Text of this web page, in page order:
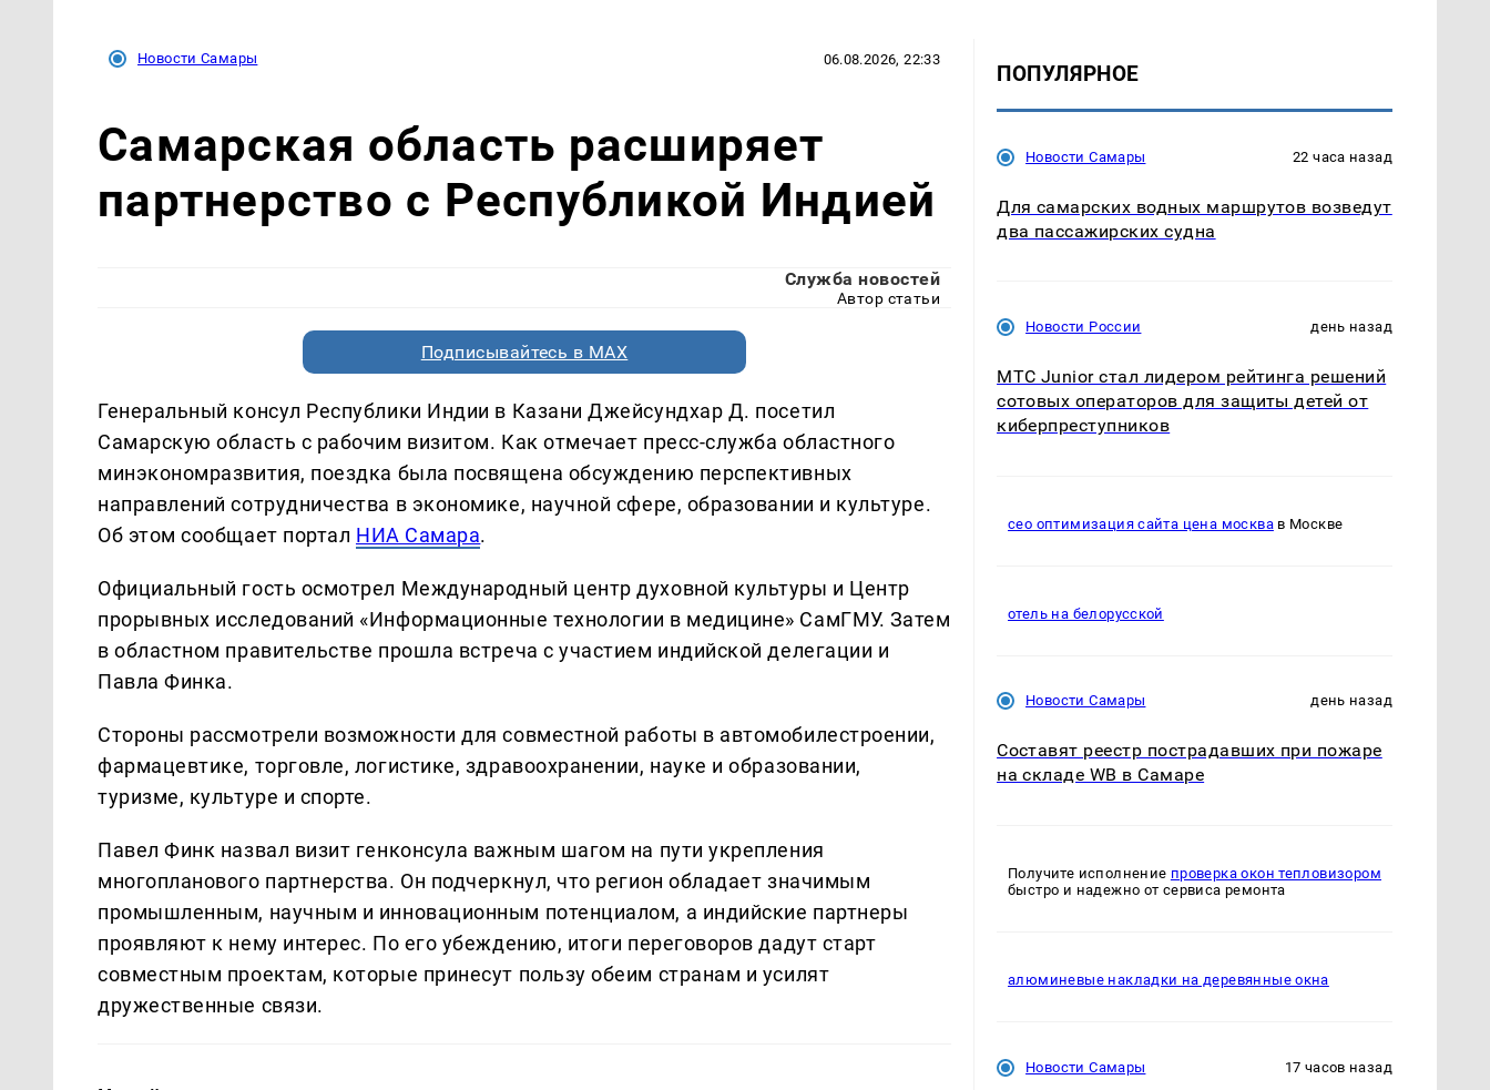
Новости Самары 06.08.2026, 22:33
Самарская область расширяет
партнерство с Республикой Индией
Служба новостей
Автор статьи
Подписывайтесь в MAX
Генеральный консул Республики Индии в Казани Джейсундхар Д. посетил
Самарскую область с рабочим визитом. Как отмечает пресс-служба областного
минэкономразвития, поездка была посвящена обсуждению перспективных
направлений сотрудничества в экономике, научной сфере, образовании и культуре.
Об этом сообщает портал НИА Самара.
Официальный гость осмотрел Международный центр духовной культуры и Центр
прорывных исследований «Информационные технологии в медицине» СамГМУ. Затем
в областном правительстве прошла встреча с участием индийской делегации и
Павла Финка.
Стороны рассмотрели возможности для совместной работы в автомобилестроении,
фармацевтике, торговле, логистике, здравоохранении, науке и образовании,
туризме, культуре и спорте.
Павел Финк назвал визит генконсула важным шагом на пути укрепления
многопланового партнерства. Он подчеркнул, что регион обладает значимым
промышленным, научным и инновационным потенциалом, а индийские партнеры
проявляют к нему интерес. По его убеждению, итоги переговоров дадут старт
совместным проектам, которые принесут пользу обеим странам и усилят
дружественные связи.
ПОПУЛЯРНОЕ
Новости Самары 22 часа назад
Для самарских водных маршрутов возведут
два пассажирских судна
Новости России день назад
МТС Junior стал лидером рейтинга решений
сотовых операторов для защиты детей от
киберпреступников
сео оптимизация сайта цена москвав Москве
отель на белорусской
Новости Самары день назад
Составят реестр пострадавших при пожаре
на складе WB в Самаре
Получите исполнение проверка окон тепловизором
быстро и надежно от сервиса ремонта
алюминевые накладки на деревянные окна
Новости Самары 17 часов назад